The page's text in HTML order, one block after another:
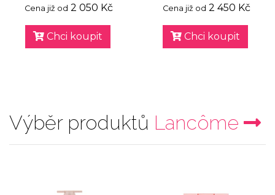
Cena již od 2 050 Kč
Chci koupit
Cena již od 2 450 Kč
Chci koupit
Výběr produktů Lancôme